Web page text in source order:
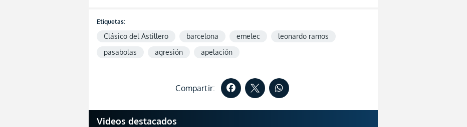
Etiquetas:
Clásico del Astillero barcelona emelec
leonardo ramos
pasabolas
agresión apelación
Compartir:
Videos destacados